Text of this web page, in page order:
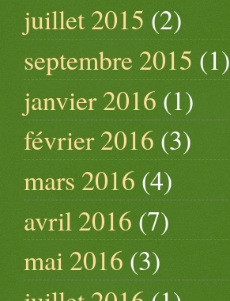
juillet 2015 (2)
septembre 2015 (1)
janvier 2016 (1)
février 2016 (3)
mars 2016 (4)
avril 2016 (7)
mai 2016 (3)